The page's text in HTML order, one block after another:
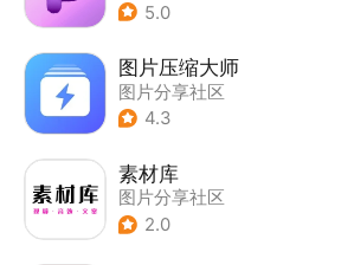
5.0
图片压缩大师
图片分享社区
4.3
素材库
图片分享社区
2.0